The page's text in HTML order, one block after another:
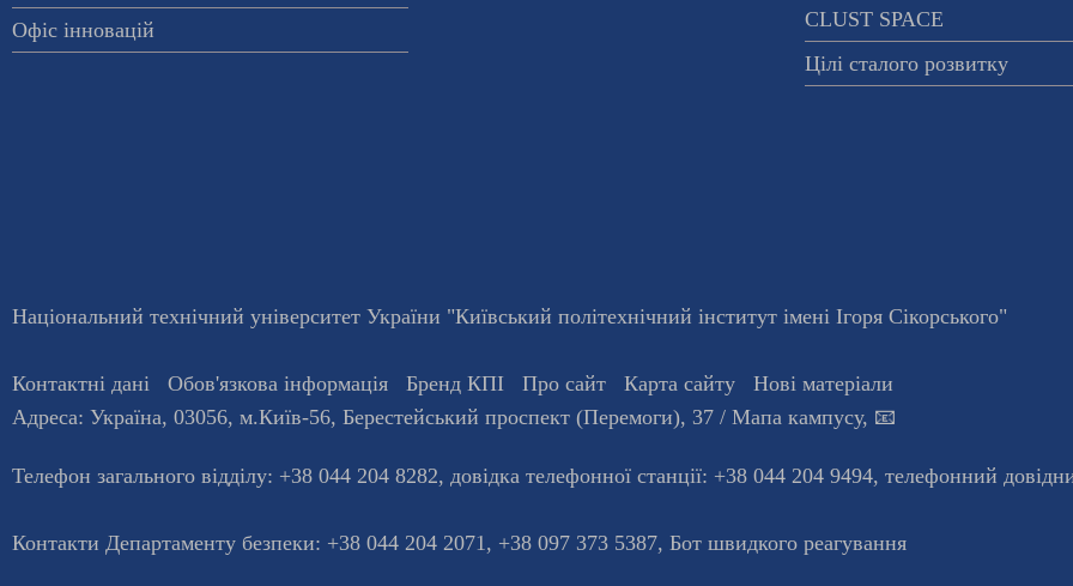
Офіс інновацій
CLUST SPACE
Цілі сталого розвитку
Національний технічний університет України "Київський політехнічний інститут імені Ігоря Сікорського"
Контактні дані Обов'язкова інформація Бренд КПІ Про сайт Карта сайту
Нові матеріали
Адреса: Україна, 03056, м.Київ-56, Берестейський проспект (Перемоги), 37 / Мапа кампусу, 📧
Телефон загального відділу: +38 044 204 8282, довiдка телефонної станцiї: +38 044 204 9494, телефонний
Контакти Департаменту безпеки: +38 044 204 2071, +38 097 373 5387, Бот швидкого реагування